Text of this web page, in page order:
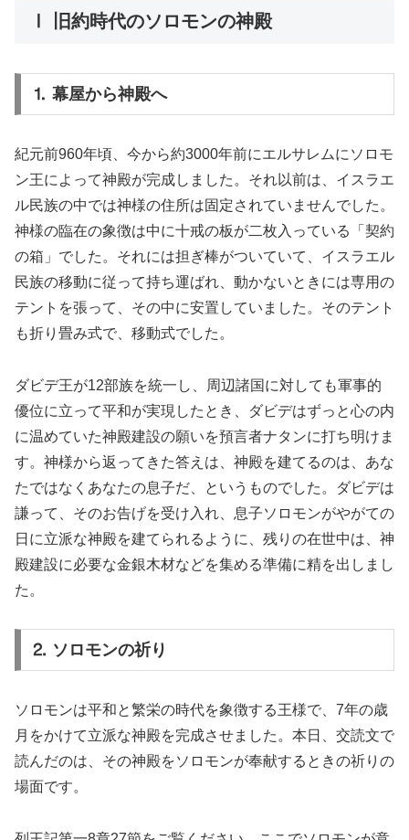
Ⅰ 旧約時代のソロモンの神殿
⒈ 幕屋から神殿へ
紀元前960年頃、今から約3000年前にエルサレムにソロモ
ン王によって神殿が完成しました。それ以前は、イスラエ
ル民族の中では神様の住所は固定されていませんでした。
神様の臨在の象徴は中に十戒の板が二枚入っている「契約
の箱」でした。それには担ぎ棒がついていて、イスラエル
民族の移動に従って持ち運ばれ、動かないときには専用の
テントを張って、その中に安置していました。そのテント
も折り畳み式で、移動式でした。
ダビデ王が12部族を統一し、周辺諸国に対しても軍事的
優位に立って平和が実現したとき、ダビデはずっと心の内
に温めていた神殿建設の願いを預言者ナタンに打ち明けま
す。神様から返ってきた答えは、神殿を建てるのは、あな
たではなくあなたの息子だ、というものでした。ダビデは
謙って、そのお告げを受け入れ、息子ソロモンがやがての
日に立派な神殿を建てられるように、残りの在世中は、神
殿建設に必要な金銀木材などを集める準備に精を出しまし
た。
⒉ ソロモンの祈り
ソロモンは平和と繁栄の時代を象徴する王様で、7年の歳
月をかけて立派な神殿を完成させました。本日、交読文で
読んだのは、その神殿をソロモンが奉献するときの祈りの
場面です。